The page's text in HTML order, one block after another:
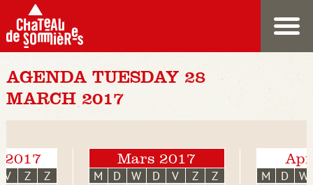
AGENDA TUESDAY 28
MARCH 2017
V Z Z
Mars 2017
M D W D V Z Z M D W